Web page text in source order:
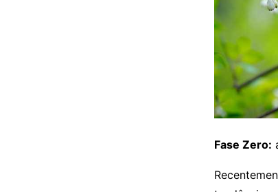
Fase Zero: